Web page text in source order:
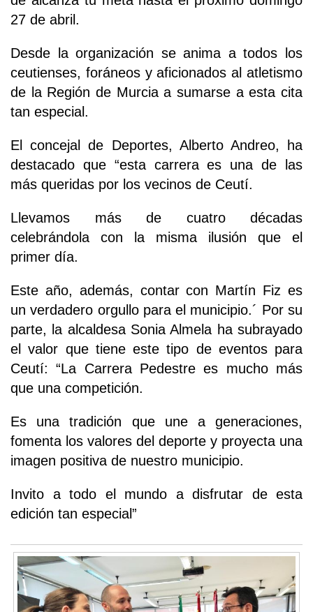
27 de abril.
Desde la organización se anima a todos los
ceutienses, foráneos y aficionados al atletismo
de la Región de Murcia a sumarse a esta cita
tan especial.
El concejal de Deportes, Alberto Andreo, ha
destacado que “esta carrera es una de las
más queridas por los vecinos de Ceutí.
Llevamos más de cuatro décadas
celebrándola con la misma ilusión que el
primer día.
Este año, además, contar con Martín Fiz es
un verdadero orgullo para el municipio.´ Por su
parte, la alcaldesa Sonia Almela ha subrayado
el valor que tiene este tipo de eventos para
Ceutí: “La Carrera Pedestre es mucho más
que una competición.
Es una tradición que une a generaciones,
fomenta los valores del deporte y proyecta una
imagen positiva de nuestro municipio.
Invito a todo el mundo a disfrutar de esta
edición tan especial”